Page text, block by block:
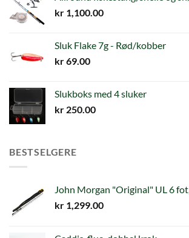
kr 1,100.00
Sluk Flake 7g - Rød/kobber
kr69.00
Slukboks med 4 sluker
kr 250.00
BESTSELGERE
John Morgan "Original" UL 6
kr 1,299.00